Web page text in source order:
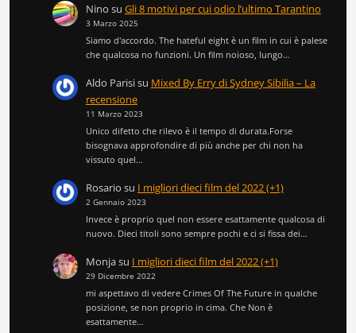
Nino su Gli 8 motivi per cui odio l’ultimo Tarantino
3 Marzo 2025
Siamo d'accordo. The hateful eight è un film in cui è palese
che qualcosa no funzioni. Un film noioso, lungo…
Aldo Parisisu Mixed By Erry di Sydney Sibilia – La
recensione
11 Marzo 2023
Unico difetto che rilevo è il tempo di durata.Forse
bisognava approfondire di più anche per chi non ha
vissuto quel…
Rosario su I migliori dieci film del 2022 (+1)
2 Gennaio 2023
Invece è proprio quel non essere esattamente qualcosa di
nuovo. Dieci titoli sono sempre pochi e ci si fissa dei…
Monjasu I migliori dieci film del 2022 (+1)
29 Dicembre 2022
mi aspettavo di vedere Crimes Of The Future in qualche
posizione, se non proprio in cima. Che Non è
esattamente…